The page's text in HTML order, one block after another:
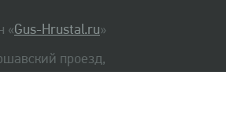
«Gus-Hrustal.ru»
проезд,